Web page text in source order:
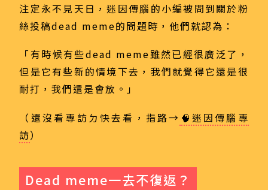
注定永不見天日，迷因傳腦的小編被問到關於粉
絲投稿dead meme的問題時，他們就認為：
「有時候有些dead meme雖然已經很廣泛了，
但是它有些新的情境下去，我們就覺得它還是很
耐打，我們還是會放。」
（還沒看專訪ㄉ快去看，指路→ 🧠迷因傳腦專
訪）
Dead meme一去不復返？